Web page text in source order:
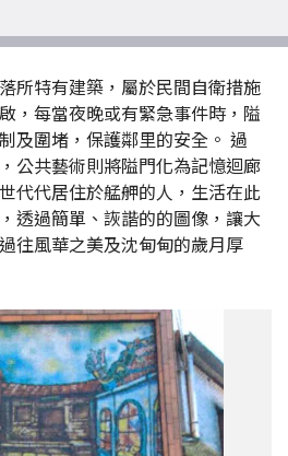
所特有建築，屬於民間自衛措施
，每當夜晚或有緊急事件時，隘
及圍堵，保護鄰里的安全。 過
公共藝術則將隘門化為記憶迴廊
代代居住於艋舺的人，生活在此
透過簡單、詼諧的的圖像，讓大
往風華之美及沈甸甸的歲月厚